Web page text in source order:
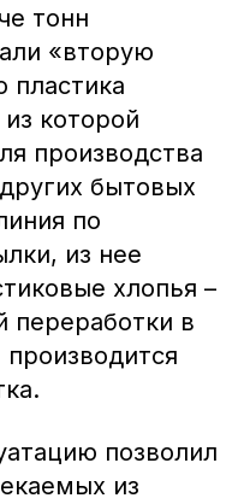
тонн
«вторую
пластика
которой
производства
бытовых
по
из нее
хлопья –
переработки в
позволил
из